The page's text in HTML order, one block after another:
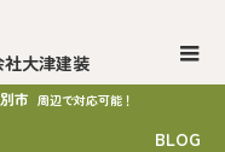
大津建装
市 周辺で対応可能！
BLOG